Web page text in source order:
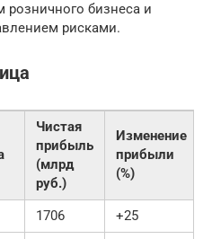
розничного бизнеса и
рисками.
Чистая
прибыль
(млрд
руб.)
Изменение
прибыли
(%)
1706
+25